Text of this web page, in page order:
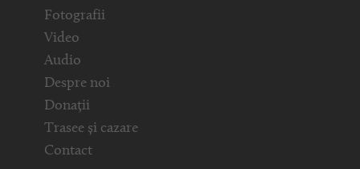
Fotografii
Video
Audio
Despre noi
Donații
Trasee și cazare
Contact